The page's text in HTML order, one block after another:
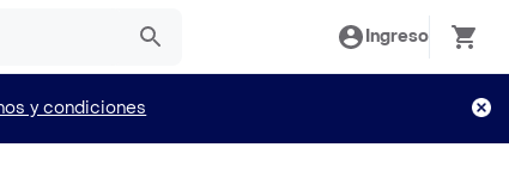
Ingreso
y condiciones